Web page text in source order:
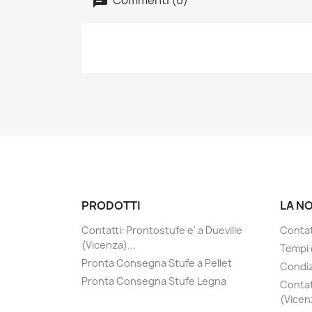
PRODOTTI
Contatti: Prontostufe e' a Dueville
(Vicenza)...
Pronta Consegna Stufe a Pellet
Pronta Consegna Stufe Legna
LA
Tempi